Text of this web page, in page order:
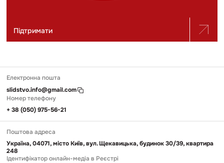
Підтримати
Електронна пошта
slidstvo.info@gmail.com
Номер телефону
+ 38 (050) 975-56-21
Поштова адреса
Україна, 04071, місто Київ, вул. Щекавицька, будинок 30/39, квартира
248
Ідентифікатор онлайн-медіа в Реєстрі